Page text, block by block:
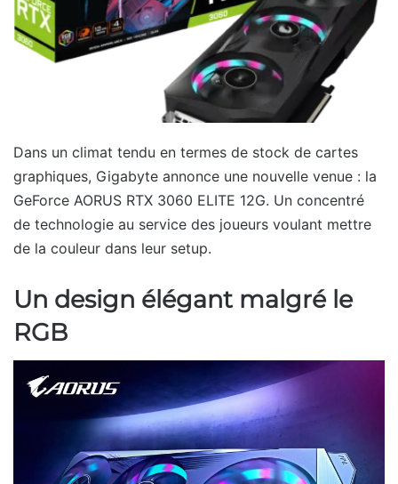
Dans un climat tendu en termes de stock de cartes
graphiques, Gigabyte annonce une nouvelle venue : la
GeForce AORUS RTX 3060 ELITE 12G. Un concentré
de technologie au service des joueurs voulant mettre
de la couleur dans leur setup.
Un design élégant malgré le
RGB